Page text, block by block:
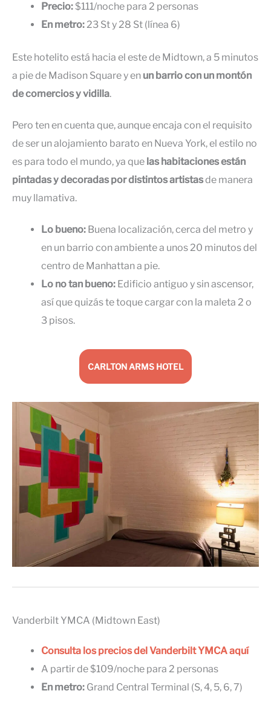
Precio:$111/noche para 2 personas
En metro:23 St y 28 St (línea 6)
Este hotelito está hacia el este de Midtown, a 5 minutos
a pie de Madison Square y en un barrio con un montón
de comercios y vidilla.
Pero ten en cuenta que, aunque encaja con el requisito
de ser un alojamiento barato en Nueva York, el estilo no
es para todo el mundo, ya que las habitaciones están
pintadas y decoradas por distintos artistasde manera
muy llamativa.
Lo bueno: Buena localización, cerca del metro y
en un barrio con ambiente a unos 20 minutos del
centro de Manhattan a pie.
Lo no tan bueno: Edificio antiguo y sin ascensor,
así que quizás te toque cargar con la maleta 2 o
3 pisos.
CARLTON ARMS HOTEL
Vanderbilt YMCA (Midtown East)
Consulta los precios del Vanderbilt YMCA aquí
A partir de $109/noche para 2 personas
En metro: Grand Central Terminal (S, 4, 5, 6, 7)